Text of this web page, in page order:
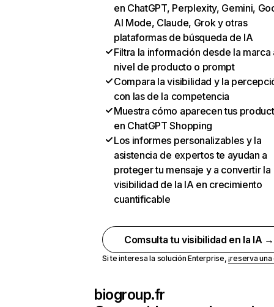
en ChatGPT, Perplexity, Gemini,
AI Mode, Claude, Grok y otras
plataformas de búsqueda de IA
Filtra la información desde la marca
nivel de producto o prompt
Compara la visibilidad y la
con las de la competencia
Muestra cómo aparecen tus
en ChatGPT Shopping
Los informes personalizables y la
asistencia de expertos te ayudan a
proteger tu mensaje y a convertir la
visibilidad de la IA en crecimiento
cuantificable
Comsulta tu visibilidad en la IA →
Si te interesa la solución Enterprise,¡reserva
biogroup.fr